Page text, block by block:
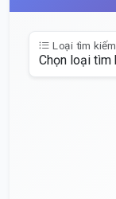
Loại tìm kiếm